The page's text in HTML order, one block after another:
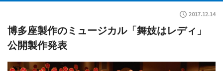
2017.12.14
博多座製作のミュージカル「舞妓はレディ」
公開製作発表